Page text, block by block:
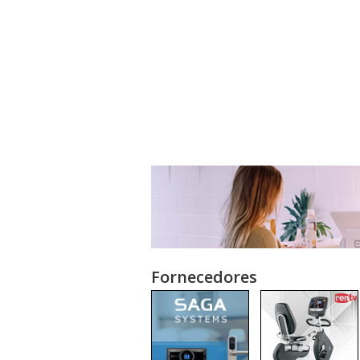
Fornecedores